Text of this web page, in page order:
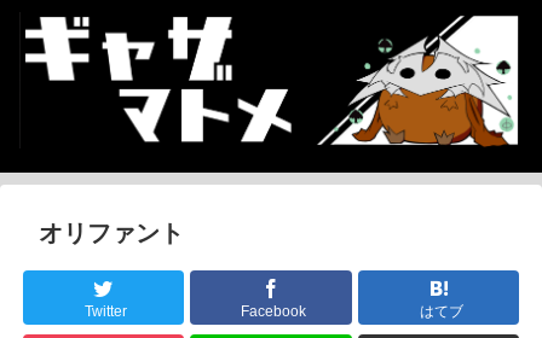
オリファント
Twitter Facebook はてブ